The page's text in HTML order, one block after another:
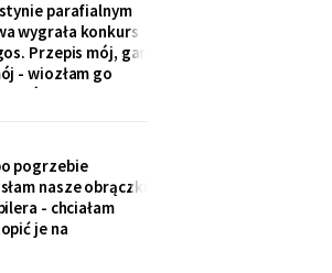
parafialnym
wygrała konkurs
Przepis mój, gar
- wiozłam go
żeby się
„to stary
z mojej rodziny".
razem ze
pogrzebie
nasze obrączki
- chciałam
je na
dla wnuczki.